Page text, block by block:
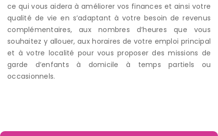
ce qui vous aidera à améliorer vos finances et ainsi votre
qualité de vie en s’adaptant à votre besoin de revenus
complémentaires, aux nombres d’heures que vous
souhaitez y allouer, aux horaires de votre emploi principal
et à votre localité pour vous proposer des missions de
garde d’enfants à domicile à temps partiels ou
occasionnels.